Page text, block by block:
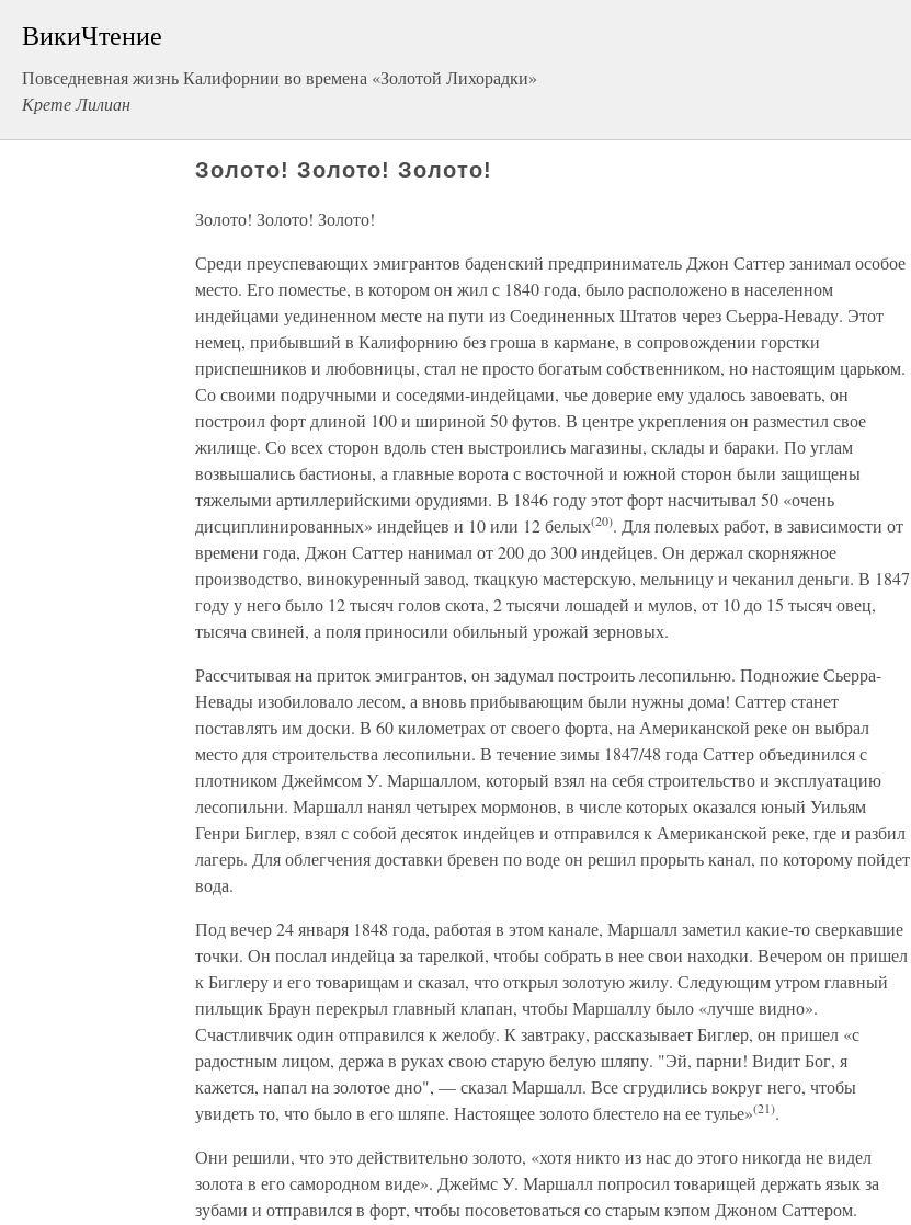
ВикиЧтение
Повседневная жизнь Калифорнии во времена «Золотой Лихорадки»
Крете Лилиан
Золото! Золото! Золото!
Золото! Золото! Золото!
Среди преуспевающих эмигрантов баденский предприниматель Джон Саттер занимал особое
место. Его поместье, в котором он жил с 1840 года, было расположено в населенном
индейцами уединенном месте на пути из Соединенных Штатов через Сьерра-Неваду. Этот
немец, прибывший в Калифорнию без гроша в кармане, в сопровождении горстки
приспешников и любовницы, стал не просто богатым собственником, но настоящим царьком.
Со своими подручными и соседями-индейцами, чье доверие ему удалось завоевать, он
построил форт длиной 100 и шириной 50 футов. В центре укрепления он разместил свое
жилище. Со всех сторон вдоль стен выстроились магазины, склады и бараки. По углам
возвышались бастионы, а главные ворота с восточной и южной сторон были защищены
тяжелыми артиллерийскими орудиями. В 1846 году этот форт насчитывал 50 «очень
дисциплинированных» индейцев и 10 или 12 белых(20). Для полевых работ, в зависимости от
времени года, Джон Саттер нанимал от 200 до 300 индейцев. Он держал скорняжное
производство, винокуренный завод, ткацкую мастерскую, мельницу и чеканил деньги. В 1847
году у него было 12 тысяч голов скота, 2 тысячи лошадей и мулов, от 10 до 15 тысяч овец,
тысяча свиней, а поля приносили обильный урожай зерновых.
Рассчитывая на приток эмигрантов, он задумал построить лесопильню. Подножие Сьерра-
Невады изобиловало лесом, а вновь прибывающим были нужны дома! Саттер станет
поставлять им доски. В 60 километрах от своего форта, на Американской реке он выбрал
место для строительства лесопильни. В течение зимы 1847/48 года Саттер объединился с
плотником Джеймсом У. Маршаллом, который взял на себя строительство и эксплуатацию
лесопильни. Маршалл нанял четырех мормонов, в числе которых оказался юный Уильям
Генри Биглер, взял с собой десяток индейцев и отправился к Американской реке, где и разбил
лагерь. Для облегчения доставки бревен по воде он решил прорыть канал, по которому пойдет
вода.
Под вечер 24 января 1848 года, работая в этом канале, Маршалл заметил какие-то сверкавшие
точки. Он послал индейца за тарелкой, чтобы собрать в нее свои находки. Вечером он пришел
к Биглеру и его товарищам и сказал, что открыл золотую жилу. Следующим утром главный
пильщик Браун перекрыл главный клапан, чтобы Маршаллу было «лучше видно».
Счастливчик один отправился к желобу. К завтраку, рассказывает Биглер, он пришел «с
радостным лицом, держа в руках свою старую белую шляпу. "Эй, парни! Видит Бог, я
кажется, напал на золотое дно", — сказал Маршалл. Все сгрудились вокруг него, чтобы
увидеть то, что было в его шляпе. Настоящее золото блестело на ее тулье»(21).
Они решили, что это действительно золото, «хотя никто из нас до этого никогда не видел
золота в его самородном виде». Джеймс У. Маршалл попросил товарищей держать язык за
зубами и отправился в форт, чтобы посоветоваться со старым кэпом Джоном Саттером.